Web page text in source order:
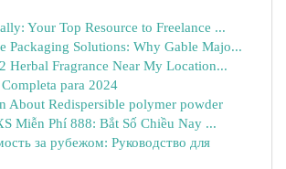
Your Top Resource to Freelance ...
Packaging Solutions: Why Gable Majo...
Herbal Fragrance Near My Location...
para 2024
About Redispersible polymer powder
Miễn Phí 888: Bắt Số Chiều Nay ...
за рубежом: Руководство для